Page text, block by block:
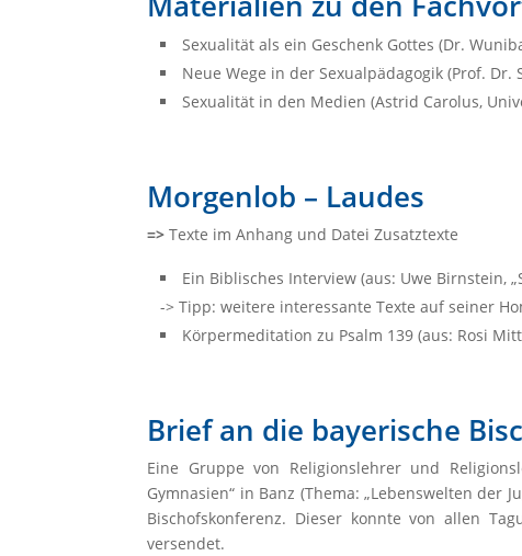
Sexualität als ein Geschenk Gottes (Dr.
Neue Wege in der Sexualpädagogik (Prof.
Sexualität in den Medien (Astrid Carolus,
Morgenlob – Laudes
=>Texte im Anhang und Datei Zusatztexte
Ein Biblisches Interview (aus: Uwe Birnstein,
-> Tipp: weitere interessante Texte auf seiner
Körpermeditation zu Psalm 139 (aus: Rosi
Brief an die bayerische
Eine Gruppe von Religionslehrer und
Gymnasien“ in Banz (Thema: „Lebenswelten
Bischofskonferenz. Dieser konnte von allen
versendet.